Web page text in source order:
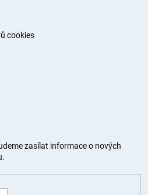
cookies
zasílat informace o nových